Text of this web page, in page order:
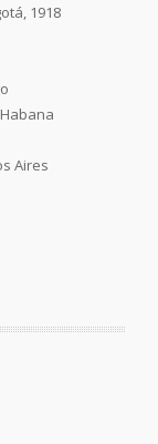
1918
Aires